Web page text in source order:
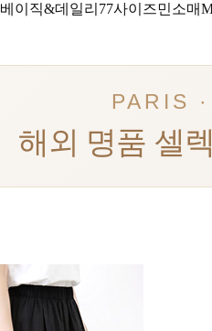
베이직&데일리 77사이즈민소매
PARIS
해외 명품 셀